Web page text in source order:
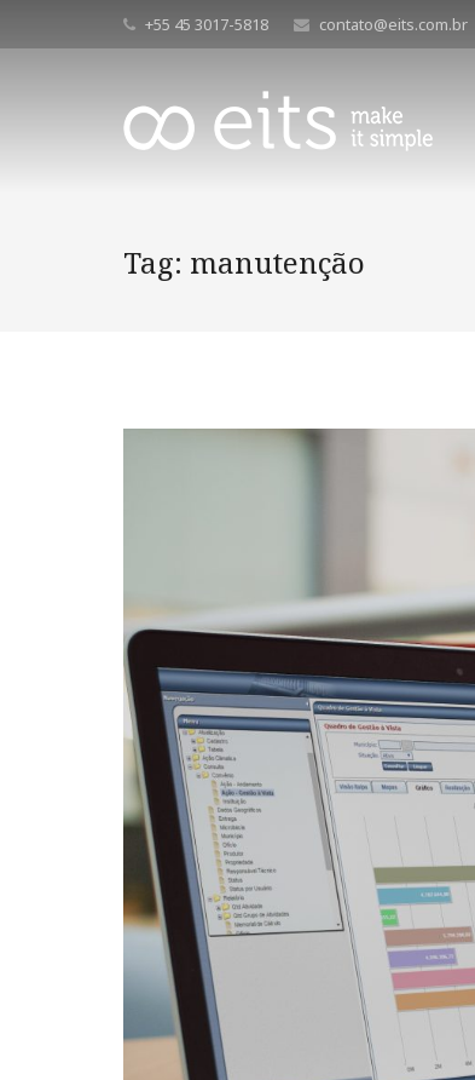
+55 45 3017-5818 contato@eits.com.br
Tag: manutenção